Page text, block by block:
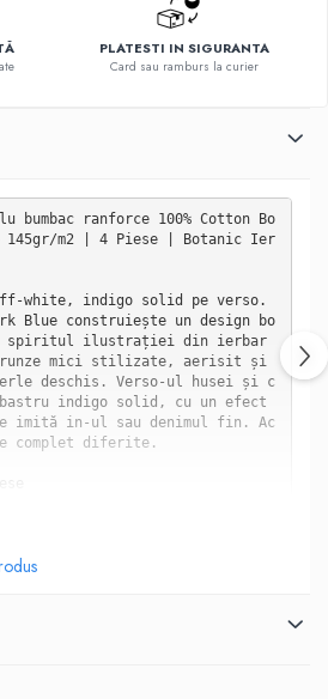
PLATESTI IN SIGURANTA
Card sau ramburs la curier
bumbac ranforce 100% Cotton Bo
145gr/m2 | 4 Piese | Botanic Ier
off-white, indigo solid pe verso.
Blue construiește un design bo
spiritul ilustrației din ierbar
mici stilizate, aerisit și
deschis. Verso-ul husei și c
indigo solid, cu un efect
imită in-ul sau denimul fin. Ac
complet diferite.
x 260 cm
x 70 cm
gr/m2
kg